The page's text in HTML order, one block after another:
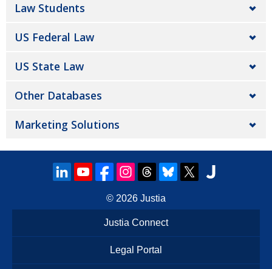
Law Students
US Federal Law
US State Law
Other Databases
Marketing Solutions
© 2026 Justia
Justia Connect
Legal Portal